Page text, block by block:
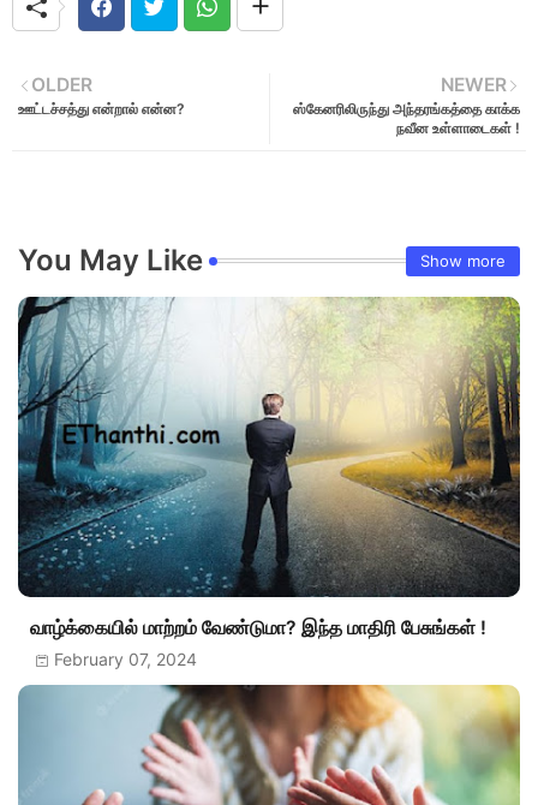
NEWER
ஸ்கேனரிலிருந்து அந்தரங்கத்தை காக்க
நவீன உள்ளாடைகள் !
OLDER
ஊட்டச்சத்து என்றால் என்ன?
You May Like Show more
வாழ்க்கையில் மாற்றம் வேண்டுமா? இந்த மாதிரி பேசுங்கள் !
February 07, 2024